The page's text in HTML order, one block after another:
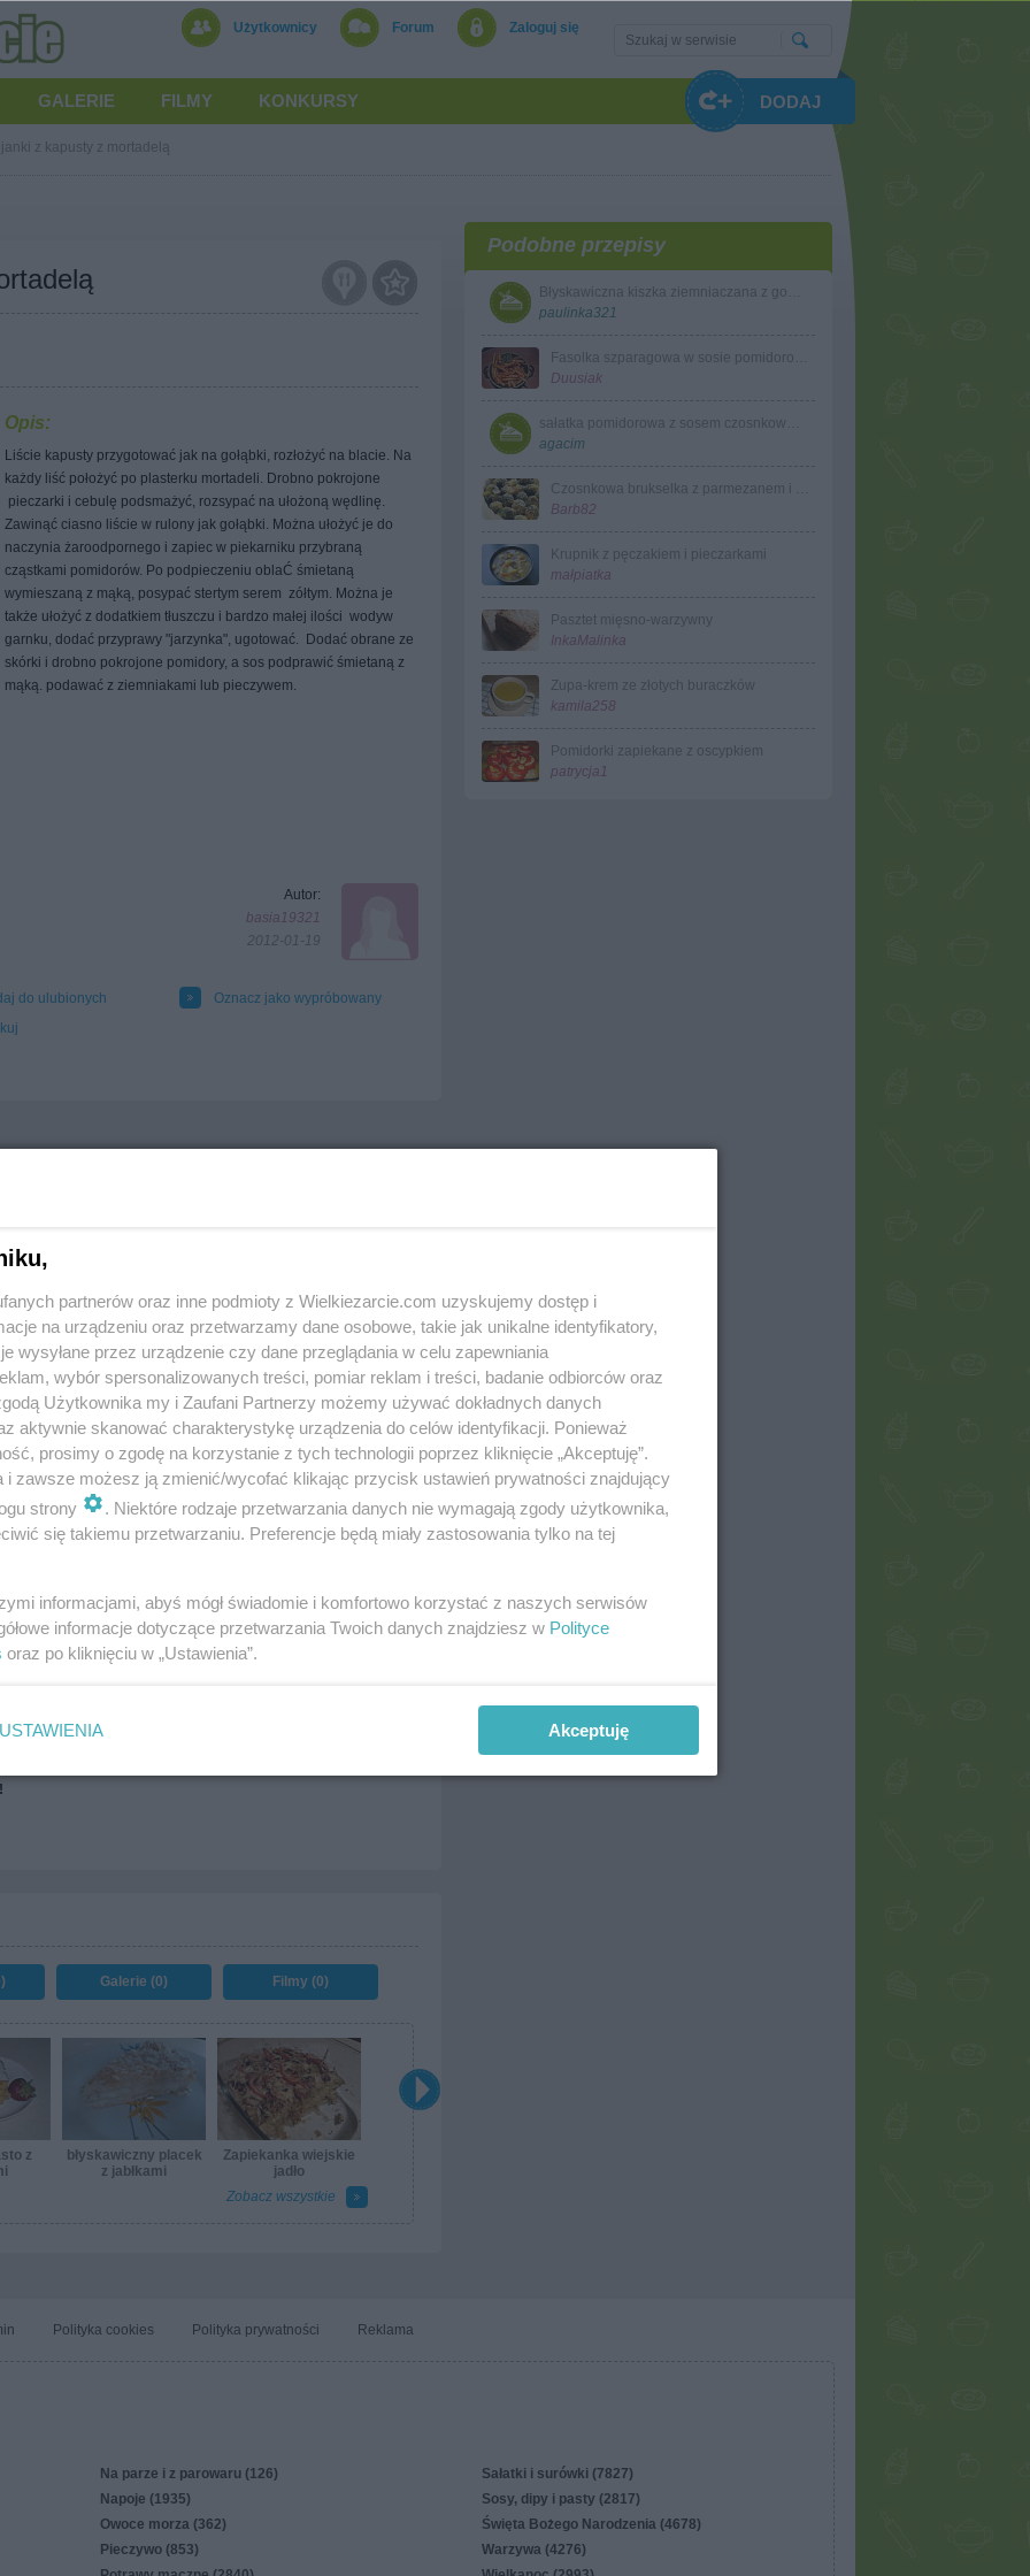
Użytkownicy Forum Zaloguj się
GALERIE FILMY KONKURSY DODAJ
z kapusty z mortadelą
Opis:
Liście kapusty przygotować jak na gołąbki, rozłożyć na blacie. Na
każdy liść położyć po plasterku mortadeli. Drobno pokrojone
pieczarki i cebulę podsmażyć, rozsypać na ułożoną wędlinę.
Zawinąć ciasno liście w rulony jak gołąbki. Można ułożyć je do
naczynia żaroodpornego i zapiec w piekarniku przybraną
cząstkami pomidorów. Po podpieczeniu oblaĆ śmietaną
wymieszaną z mąką, posypać stertym serem zółtym. Można je
także ułożyć z dodatkiem tłuszczu i bardzo małej ilości wodyw
garnku, dodać przyprawy "jarzynka", ugotować. Dodać obrane ze
skórki i drobno pokrojone pomidory, a sos podprawić śmietaną z
mąką. podawać z ziemniakami lub pieczywem.
Autor:
basia19321
2012-01-19
do ulubionych
Oznacz jako wypróbowany
Przekąski Przekąski gorące
Warzywa
i pieczone
Galerie (0) Filmy (0)
z
błyskawiczny placek
z jabłkami
Zapiekanka wiejskie
jadło
Zobacz wszystkie
Podobne przepisy
paulinka321
Duusiak
agacim
Barb82
Krupnik z pęczakiem i pieczarkami
małpiatka
Pasztet mięsno-warzywny
InkaMalinka
Zupa-krem ze złotych buraczków
kamila258
Pomidorki zapiekane z oscypkiem
patrycja1
Polityka cookies Polityka prywatności Reklama
Na parze i z parowaru (126)
Napoje (1935)
Owoce morza (362)
Pieczywo (853)
Sałatki i surówki (7827)
Sosy, dipy i pasty (2817)
Święta Bożego Narodzenia (4678)
Warzywa (4276)
partnerów oraz inne podmioty z Wielkiezarcie.com uzyskujemy dostęp i
na urządzeniu oraz przetwarzamy dane osobowe, takie jak unikalne identyfikatory,
wysyłane przez urządzenie czy dane przeglądania w celu zapewniania
wybór spersonalizowanych treści, pomiar reklam i treści, badanie odbiorców oraz
Użytkownika my i Zaufani Partnerzy możemy używać dokładnych danych
aktywnie skanować charakterystykę urządzenia do celów identyfikacji. Ponieważ
prosimy o zgodę na korzystanie z tych technologii poprzez kliknięcie „Akceptuję”.
i zawsze możesz ją zmienić/wycofać klikając przycisk ustawień prywatności znajdujący
strony
. Niektóre rodzaje przetwarzania danych nie wymagają zgody użytkownika,
się takiemu przetwarzaniu. Preferencje będą miały zastosowania tylko na tej
informacjami, abyś mógł świadomie i komfortowo korzystać z naszych serwisów
informacje dotyczące przetwarzania Twoich danych znajdziesz w Polityce
oraz po kliknięciu w „Ustawienia”.
USTAWIENIA Akceptuję